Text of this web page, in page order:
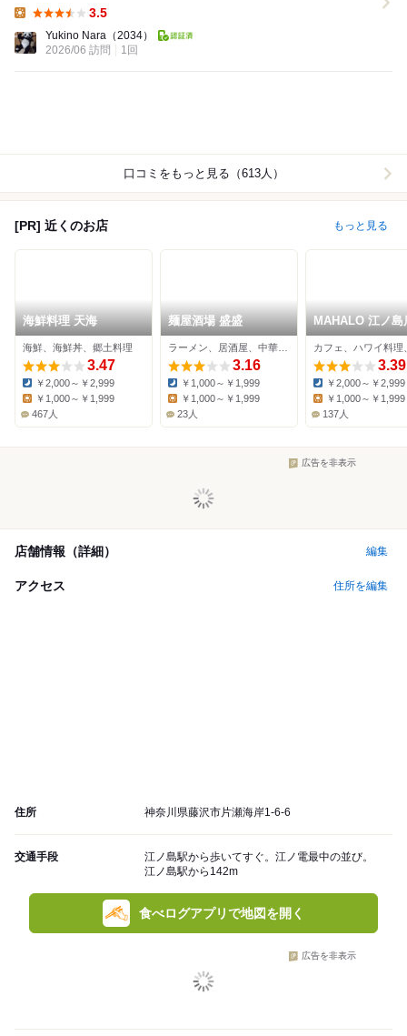
3.5
Yukino Nara （2034）
2026/06 訪問
1回
口コミをもっと見る（613人）
[PR] 近くのお店 もっと見る
海鮮料理 天海
海鮮、海鮮丼、郷土料理
3.47
Dinner:
￥2,000～￥2,999
￥1,000～￥1,999
467人
麺屋酒場 盛盛
3.16
Dinner:
￥1,000～￥1,999
Lunch:
￥1,000～￥1,999
23人
MAHALO 江ノ島
3.39
Dinner:
￥2,000～￥2,999
￥1,000～￥1,999
137人
広告を非表示
店舗情報（詳細） 編集
アクセス 住所を編集
住所 神奈川県藤沢市片瀬海岸1-6-6
交通手段
江ノ島駅から歩いてすぐ。江ノ電最中の並び。
江ノ島駅から142m
食べログアプリで地図を開く
広告を非表示